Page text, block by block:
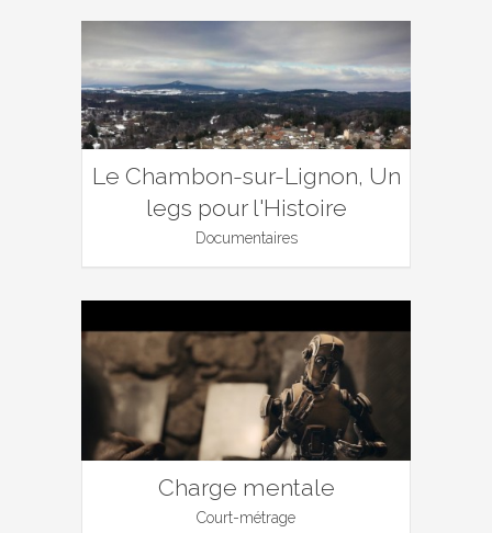
Le Chambon-sur-Lignon, Un
legs pour l'Histoire
Documentaires
Charge mentale
Court-métrage